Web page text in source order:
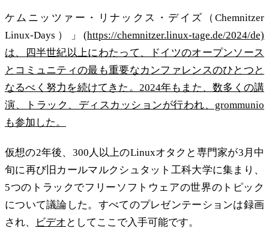
ケムニッツァー・リナックス・デイズ（Chemnitzer
Linux-Days）」(https://chemnitzer.linux-tage.de/2024/de)
は、四半世紀以上にわたって、ドイツのオープンソース
とコミュニティの最も重要なカンファレンスのひとつと
なるべく努力を続けてきた。2024年もまた、数多くの講
演、トラック、ディスカッションが行われ、grommunio
も参加した。
仮想の2年後、300人以上のLinuxオタクと専門家が3月中
旬に再び旧カールマルクシュタット工科大学に集まり、
5つのトラックでフリーソフトウェアの世界のトピック
について議論した。すべてのプレゼンテーションは録画
され、
ビデオ としてここで入手可能です。